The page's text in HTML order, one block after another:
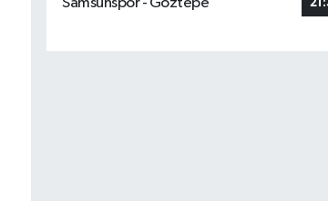
Samsunspor - Göztepe